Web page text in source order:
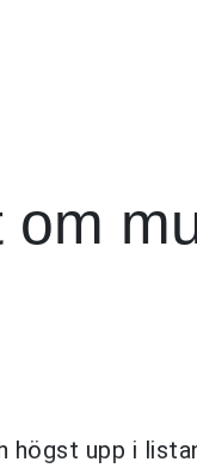
om
högst upp i